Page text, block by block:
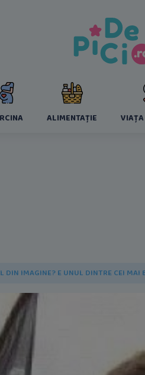
ALIMENTAȚIE
DIN IMAGINE? E UNUL DINTRE CEI MAI